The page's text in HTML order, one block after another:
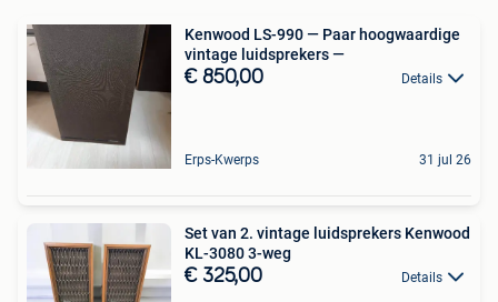
Kenwood LS-990 — Paar hoogwaardige
vintage luidsprekers —
€ 850,00 Details
Erps-Kwerps 31 jul 26
Set van 2. vintage luidsprekers Kenwood
KL-3080 3-weg
€ 325,00 Details